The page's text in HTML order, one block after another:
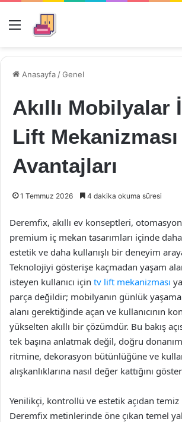
Menü
Anasayfa /Genel
Akıllı Mobilyalar
Lift Mekanizması
Avantajları
1 Temmuz 2026 4 dakika okuma süresi
Deremfix, akıllı ev konseptleri,
premium iç mekan tasarımları içinde
estetik ve daha kullanışlı bir deneyim
Teknolojiyi gösterişe kaçmadan yaşam
isteyen kullanıcı için tv lift mekanizması
parça değildir; mobilyanın günlük
alanı gerektiğinde açan ve kullanıcının
yükselten akıllı bir çözümdür. Bu bakış
tek başına anlatmak değil, doğru
ritmine, dekorasyon bütünlüğüne ve
alışkanlıklarına nasıl değer kattığını
Yenilikçi, kontrollü ve estetik açıdan temiz
Deremfix metinlerinde öne çıkan temel